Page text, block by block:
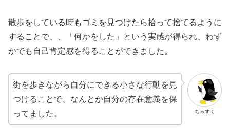
散歩をしている時もゴミを見つけたら拾って捨てるように
することで、、「何かをした」という実感が得られ、わず
かでも自己肯定感を得ることができました。
ちゃすく
街を歩きながら自分にできる小さな行動を見
つけることで、なんとか自分の存在意義を保
ってました。